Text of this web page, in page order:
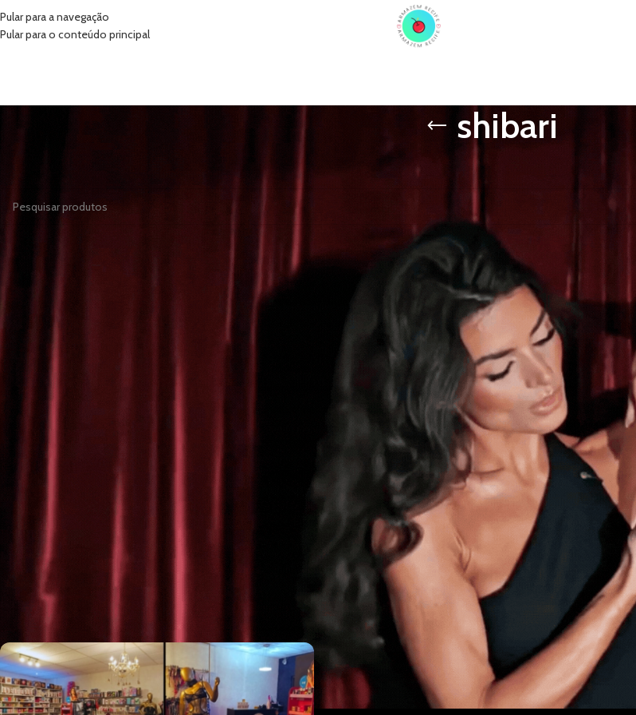
Pular para a navegação
Pular para o conteúdo principal
shibari
Nenhum produto foi encontrado para a sua seleção.